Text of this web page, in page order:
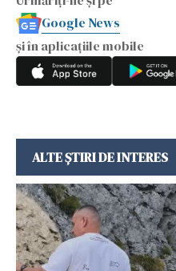
Google News
și în aplicațiile mobile
ALTE ȘTIRI DE INTERES